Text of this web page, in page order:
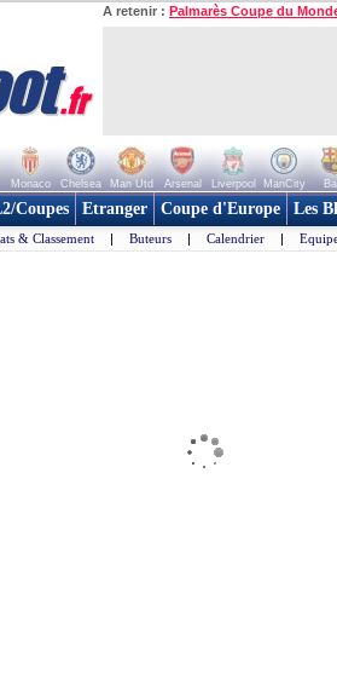
A retenir : Palmarès Coupe du
Monaco Chelsea Man Utd Arsenal Liverpool ManCity
Coupes Etranger Coupe d'Europe Les
& Classement | Buteurs | Calendrier |